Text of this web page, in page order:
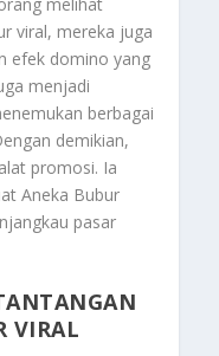
viral, mereka juga
efek domino yang
menjadi
berbagai
demikian,
promosi. Ia
Aneka Bubur
pasar
VIRAL